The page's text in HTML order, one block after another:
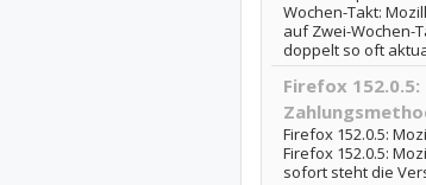
Wochen-Takt:
auf Zwei-Wochen-
doppelt so oft
Firefox
Firefox 152.0.5:
Firefox 152.0.5:
sofort steht die